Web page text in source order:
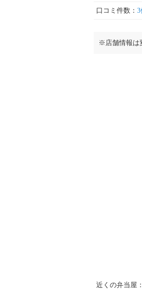
口コミ件数： 3
※店舗情報は
近くの弁当屋：